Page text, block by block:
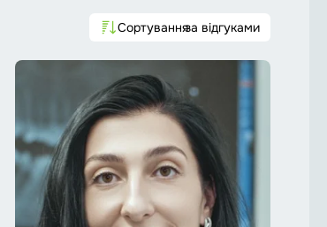
Сортуванняза відгуками